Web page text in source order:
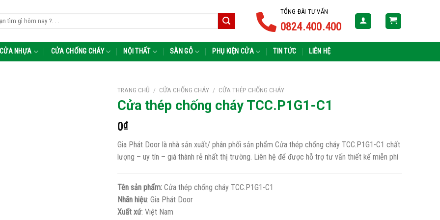
TỔNG ĐÀI TƯ VẤN
0824.400.400
CỬA NHỰA CỬA CHỐNG CHÁY NỘI THẤT SÀN GỖ PHỤ KIỆN CỬA TIN TỨC LIÊN HỆ
TRANG CHỦ / CỬA CHỐNG CHÁY / CỬA THÉP CHỐNG CHÁY
Cửa thép chống cháy TCC.P1G1-C1
0₫
Gia Phát Door là nhà sản xuất/ phân phối sản phẩm Cửa thép chống cháy TCC.P1G1-C1 chất
lượng – uy tín – giá thành rẻ nhất thị trường. Liên hệ để được hỗ trợ tư vấn thiết kế miễn phí
Tên sản phẩm: Cửa thép chống cháy TCC.P1G1-C1
Nhãn hiệu: Gia Phát Door
Xuất xứ: Việt Nam